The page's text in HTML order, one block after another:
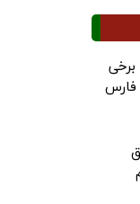
برخی
فارس